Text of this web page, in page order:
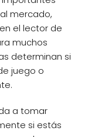
mercado,
el lector de
muchos
determinan si
juego o
a tomar
si estás